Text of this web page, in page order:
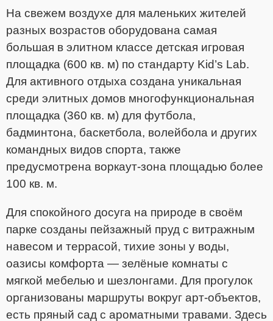
На свежем воздухе для маленьких жителей
разных возрастов оборудована самая
большая в элитном классе детская игровая
площадка (600 кв. м) по стандарту Kid’s Lab.
Для активного отдыха создана уникальная
среди элитных домов многофункциональная
площадка (360 кв. м) для футбола,
бадминтона, баскетбола, волейбола и других
командных видов спорта, также
предусмотрена воркаут-зона площадью более
100 кв. м.
Для спокойного досуга на природе в своём
парке созданы пейзажный пруд с витражным
навесом и террасой, тихие зоны у воды,
оазисы комфорта — зелёные комнаты с
мягкой мебелью и шезлонгами. Для прогулок
организованы маршруты вокруг арт-объектов,
есть пряный сад с ароматными травами. Здесь